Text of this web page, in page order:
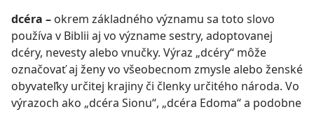
dcéra – okrem základného významu sa toto slovo
používa v Biblii aj vo význame sestry, adoptovanej
dcéry, nevesty alebo vnučky. Výraz „dcéry“ môže
označovať aj ženy vo všeobecnom zmysle alebo ženské
obyvateľky určitej krajiny či členky určitého národa. Vo
výrazoch ako „dcéra Sionu“, „dcéra Edoma“ a podobne